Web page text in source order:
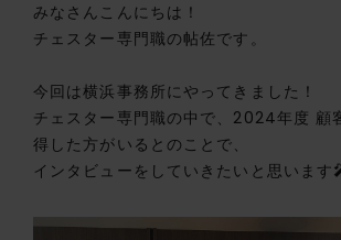
みなさんこんにちは！
チェスター専門職の帖佐です。
今回は横浜事務所にやってきました！
チェスター専門職の中で、2024年度 顧
得した方がいるとのことで、
インタビューをしていきたいと思います